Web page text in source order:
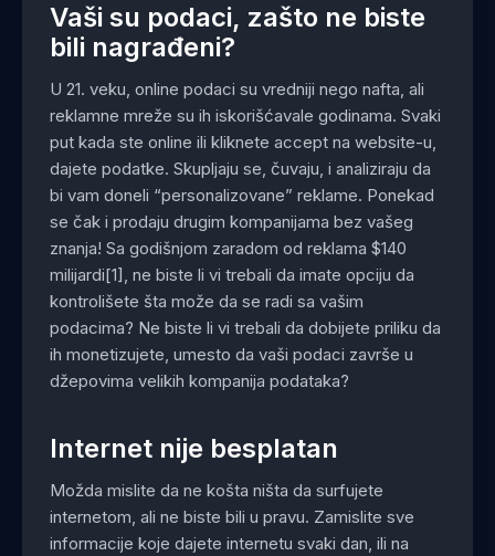
Vaši su podaci, zašto ne biste
bili nagrađeni?
U 21. veku, online podaci su vredniji nego nafta, ali
reklamne mreže su ih iskorišćavale godinama. Svaki
put kada ste online ili kliknete accept na website-u,
dajete podatke. Skupljaju se, čuvaju, i analiziraju da
bi vam doneli “personalizovane” reklame. Ponekad
se čak i prodaju drugim kompanijama bez vašeg
znanja! Sa godišnjom zaradom od reklama $140
milijardi[1], ne biste li vi trebali da imate opciju da
kontrolišete šta može da se radi sa vašim
podacima? Ne biste li vi trebali da dobijete priliku da
ih monetizujete, umesto da vaši podaci završe u
džepovima velikih kompanija podataka?
Internet nije besplatan
Možda mislite da ne košta ništa da surfujete
internetom, ali ne biste bili u pravu. Zamislite sve
informacije koje dajete internetu svaki dan, ili na